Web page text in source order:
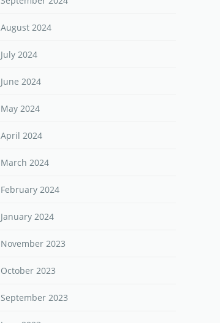
August 2024
July 2024
June 2024
May 2024
April 2024
March 2024
February 2024
January 2024
November 2023
October 2023
September 2023